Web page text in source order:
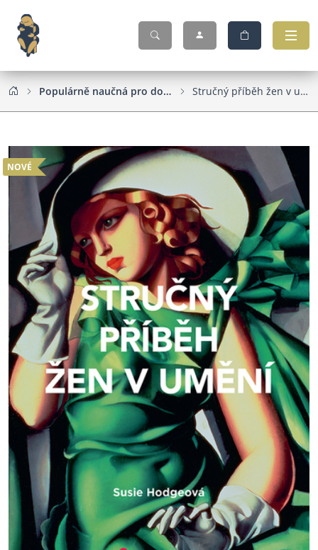
Populárně naučná pro dospělé Stručný příběh žen v umění
NOVÉ